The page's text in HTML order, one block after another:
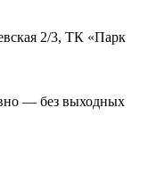
2/3, ТК «Парк
— без выходных